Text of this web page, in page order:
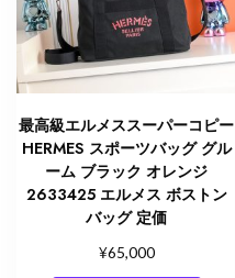
ム
バ
ク
パ
ッ
個
最高級エルメススーパーコピー
HERMES スポーツバッグ グル
ーム ブラック オレンジ
2633425 エルメス ボストン
バッグ 定価
¥65,000